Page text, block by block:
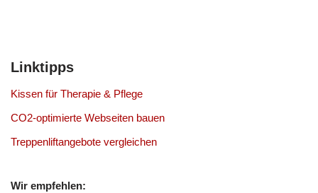
Linktipps
Kissen für Therapie & Pflege
CO2-optimierte Webseiten bauen
Treppenliftangebote vergleichen
Wir empfehlen: